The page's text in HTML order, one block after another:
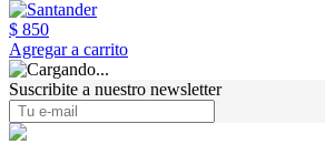
$ 850
Agregar a carrito
Suscribite a nuestro newsletter